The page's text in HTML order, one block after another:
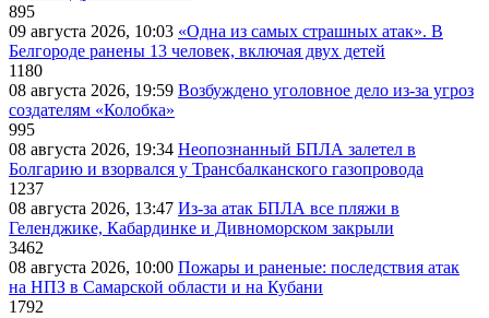
895
09 августа 2026, 10:03 «Одна из самых страшных атак». В
Белгороде ранены 13 человек, включая двух детей
1180
08 августа 2026, 19:59 Возбуждено уголовное дело из-за угроз
создателям «Колобка»
995
08 августа 2026, 19:34 Неопознанный БПЛА залетел в
Болгарию и взорвался у Трансбалканского газопровода
1237
08 августа 2026, 13:47 Из-за атак БПЛА все пляжи в
Геленджике, Кабардинке и Дивноморском закрыли
3462
08 августа 2026, 10:00 Пожары и раненые: последствия атак
на НПЗ в Самарской области и на Кубани
1792